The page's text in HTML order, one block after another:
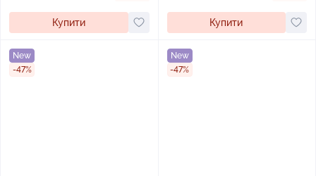
Купити Купити
New
-47%
New
-47%